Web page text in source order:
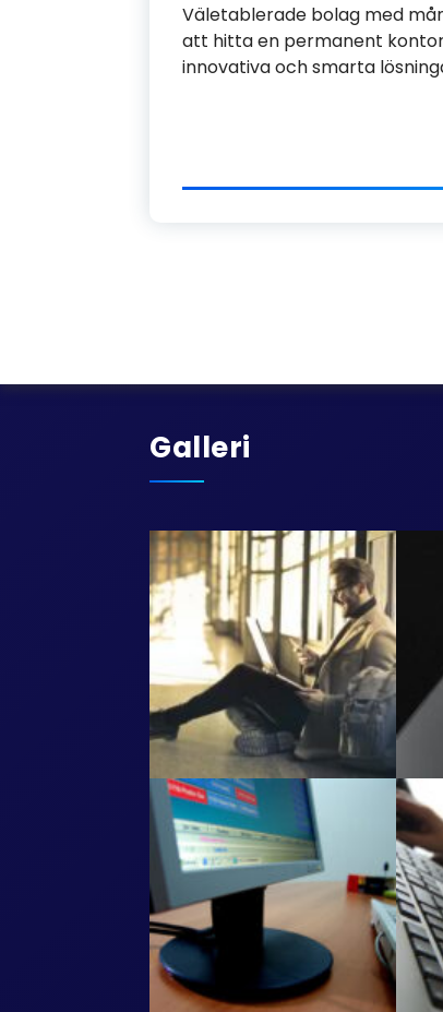
Väletablerade bolag med
att hitta en permanent
innovativa och smarta
Galleri